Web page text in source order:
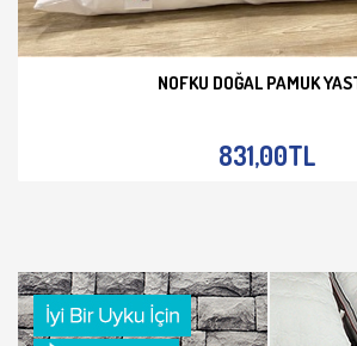
NOFKU DOĞAL PAMUK
831,00TL